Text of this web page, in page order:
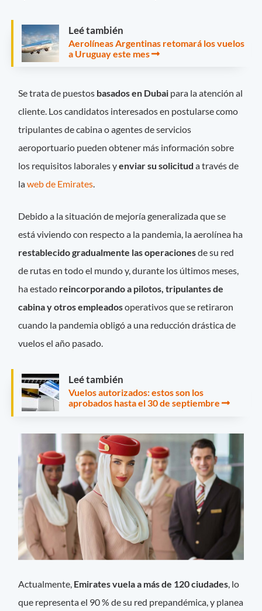
Leé también
Aerolíneas Argentinas retomará los vuelos
a Uruguay este mes
Se trata de puestos basados en Dubai para la atención al
cliente. Los candidatos interesados en postularse como
tripulantes de cabina o agentes de servicios
aeroportuario pueden obtener más información sobre
los requisitos laborales yenviar su solicitud a través de
laweb de Emirates.
Debido a la situación de mejoría generalizada que se
está viviendo con respecto a la pandemia, la aerolínea ha
restablecido gradualmente las operacionesde su red
de rutas en todo el mundo y, durante los últimos meses,
ha estado reincorporando a pilotos, tripulantes de
cabina y otros empleadosoperativos que se retiraron
cuando la pandemia obligó a una reducción drástica de
vuelos el año pasado.
Leé también
Vuelos autorizados: estos son los
aprobados hasta el 30 de septiembre
Actualmente, Emirates vuela a más de 120 ciudades , lo
que representa el 90 % de su red prepandémica, y planea